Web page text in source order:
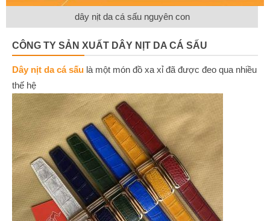
dây nịt da cá sấu nguyên con
CÔNG TY SẢN XUẤT DÂY NỊT DA CÁ SẤU
Dây nịt da cá sấu là một món đồ xa xỉ đã được đeo qua nhiều
thế hệ